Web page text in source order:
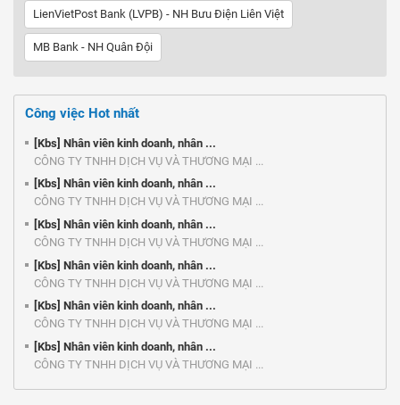
LienVietPost Bank (LVPB) - NH Bưu Điện Liên Việt
MB Bank - NH Quân Đội
Công việc Hot nhất
[Kbs] Nhân viên kinh doanh, nhân ...
CÔNG TY TNHH DỊCH VỤ VÀ THƯƠNG MẠI ...
[Kbs] Nhân viên kinh doanh, nhân ...
CÔNG TY TNHH DỊCH VỤ VÀ THƯƠNG MẠI ...
[Kbs] Nhân viên kinh doanh, nhân ...
CÔNG TY TNHH DỊCH VỤ VÀ THƯƠNG MẠI ...
[Kbs] Nhân viên kinh doanh, nhân ...
CÔNG TY TNHH DỊCH VỤ VÀ THƯƠNG MẠI ...
[Kbs] Nhân viên kinh doanh, nhân ...
CÔNG TY TNHH DỊCH VỤ VÀ THƯƠNG MẠI ...
[Kbs] Nhân viên kinh doanh, nhân ...
CÔNG TY TNHH DỊCH VỤ VÀ THƯƠNG MẠI ...